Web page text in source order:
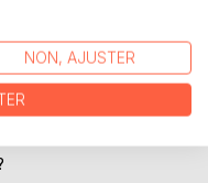
et en trois langues,
: métro, boulot,
NON, AJUSTER